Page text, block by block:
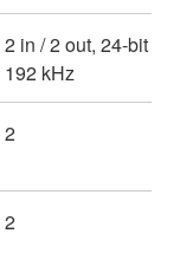
2 in / 2 out, 24-bit /
192 kHz
2
2